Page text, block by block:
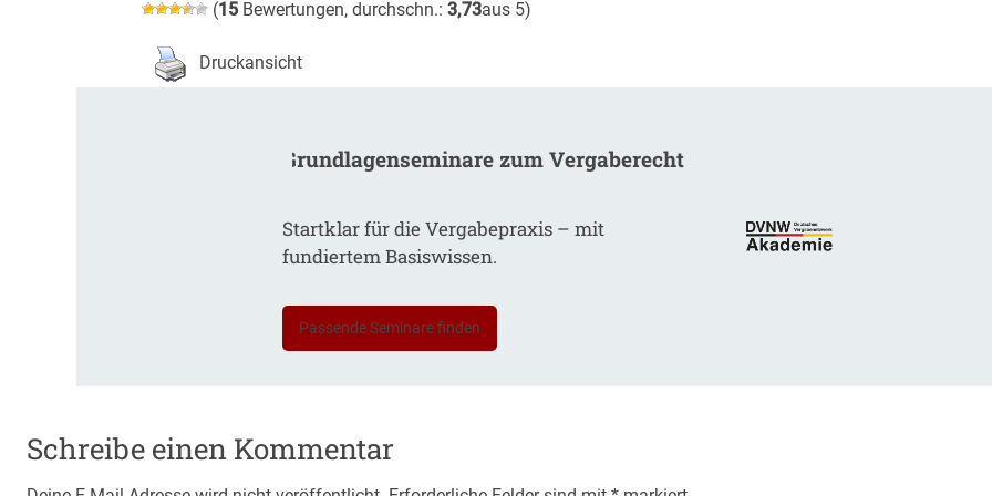
(15 Bewertungen, durchschn.: 3,73aus 5)
Druckansicht
Grundlagenseminare zum Vergaberecht
Startklar für die Vergabepraxis – mit
fundiertem Basiswissen.
Passende Seminare finden
Schreibe einen Kommentar